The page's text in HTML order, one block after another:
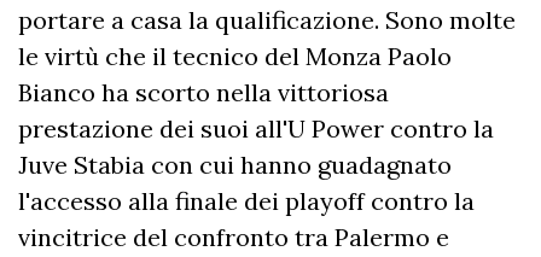
portare a casa la qualificazione. Sono molte
le virtù che il tecnico del Monza Paolo
Bianco ha scorto nella vittoriosa
prestazione dei suoi all'U Power contro la
Juve Stabia con cui hanno guadagnato
l'accesso alla finale dei playoff contro la
vincitrice del confronto tra Palermo e